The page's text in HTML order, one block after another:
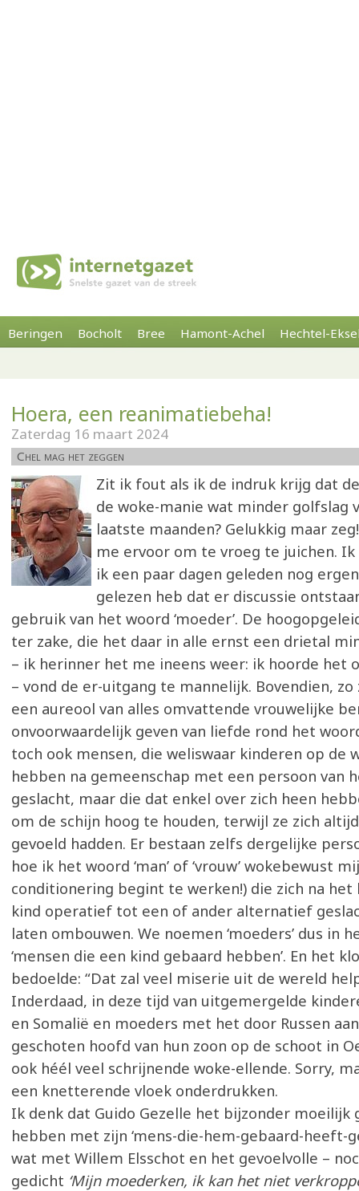
Beringen Bocholt Bree Hamont-Achel Hechtel-
Hoera, een reanimatiebeha!
Zaterdag 16 maart 2024
Chel mag het zeggen
Zit ik fout als ik de indruk krijg dat
de woke-manie wat minder golfslag
laatste maanden? Gelukkig maar
me ervoor om te vroeg te juichen.
ik een paar dagen geleden nog
gelezen heb dat er discussie
gebruik van het woord ‘moeder’. De
ter zake, die het daar in alle ernst een drietal
– ik herinner het me ineens weer: ik hoorde het
– vond de er-uitgang te mannelijk. Bovendien,
een aureool van alles omvattende vrouwelijke
onvoorwaardelijk geven van liefde rond het
toch ook mensen, die weliswaar kinderen op de
hebben na gemeenschap met een persoon van
geslacht, maar die dat enkel over zich heen
om de schijn hoog te houden, terwijl ze zich
gevoeld hadden. Er bestaan zelfs dergelijke
hoe ik het woord ‘man’ of ‘vrouw’ wokebewust
conditionering begint te werken!) die zich na het
kind operatief tot een of ander alternatief
laten ombouwen. We noemen ‘moeders’ dus in
‘mensen die een kind gebaard hebben’. En het
bedoelde: “Dat zal veel miserie uit de wereld
Inderdaad, in deze tijd van uitgemergelde
en Somalië en moeders met het door Russen
geschoten hoofd van hun zoon op de schoot in
ook héél veel schrijnende woke-ellende. Sorry,
een knetterende vloek onderdrukken.
Ik denk dat Guido Gezelle het bijzonder moeilijk
hebben met zijn ‘mens-die-hem-gebaard-heeft-
wat met Willem Elsschot en het gevoelvolle –
gedicht ‘Mijn moederken, ik kan het niet